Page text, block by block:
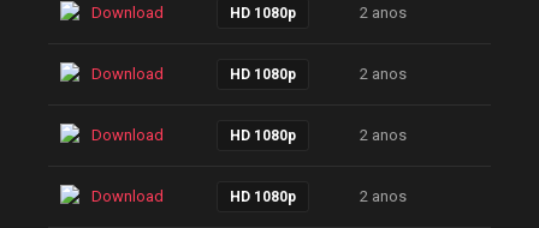
Download HD 1080p 2 anos
Download HD 1080p 2 anos
Download HD 1080p 2 anos
Download HD 1080p 2 anos